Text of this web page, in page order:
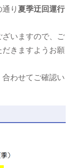
り 夏季迂回運行
いますので、ご
きますようお願
わせてご確認い